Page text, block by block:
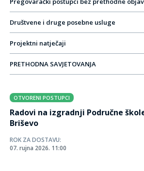
Društvene i druge posebne usluge
Projektni natječaji
PRETHODNA SAVJETOVANJA
OTVORENI POSTUPCI
Radovi na izgradnji Područne
Briševo
ROK ZA DOSTAVU:
07. rujna 2026. 11:00